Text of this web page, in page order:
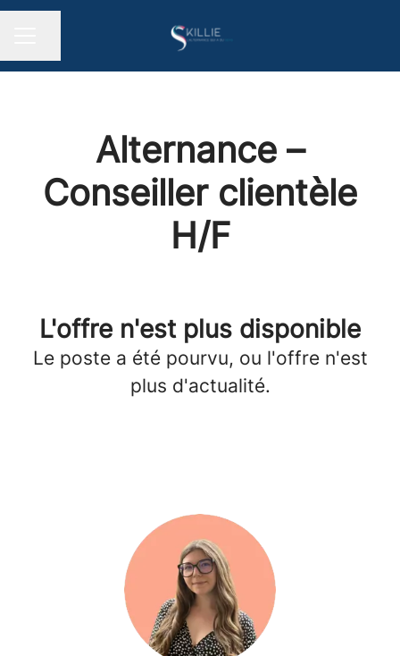
Alternance –
Conseiller clientèle
H/F
L'offre n'est plus disponible
Le poste a été pourvu, ou l'offre n'est
plus d'actualité.